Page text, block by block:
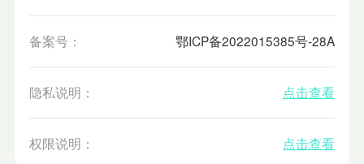
备案号： 鄂ICP备2022015385号-28A
隐私说明： 点击查看
权限说明： 点击查看